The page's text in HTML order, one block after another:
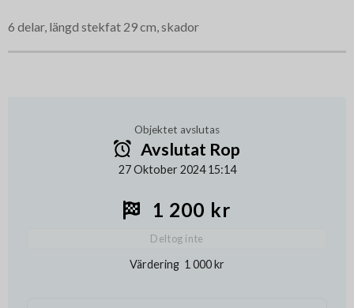
6 delar, längd stekfat 29 cm, skador
Objektet avslutas
Avslutat Rop
27 Oktober 2024 15:14
1 200 kr
Deltog inte
Värdering 1 000 kr